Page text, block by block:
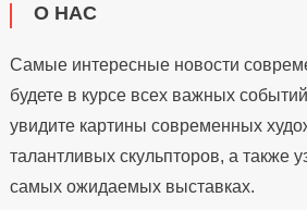
О НАС
Самые интересные новости
будете в курсе всех важных
увидите картины современных
талантливых скульпторов, а также
самых ожидаемых выставках.